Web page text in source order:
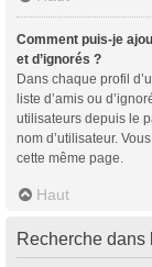
Comment puis-je
et d’ignorés ?
Dans chaque profil
liste d’amis ou
utilisateurs depuis le
nom d’utilisateur.
cette même page.
Haut
Recherche dans